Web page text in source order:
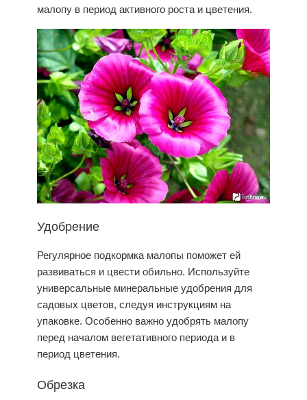
малопу в период активного роста и цветения.
Удобрение
Регулярное подкормка малопы поможет ей
развиваться и цвести обильно. Используйте
универсальные минеральные удобрения для
садовых цветов, следуя инструкциям на
упаковке. Особенно важно удобрять малопу
перед началом вегетативного периода и в
период цветения.
Обрезка